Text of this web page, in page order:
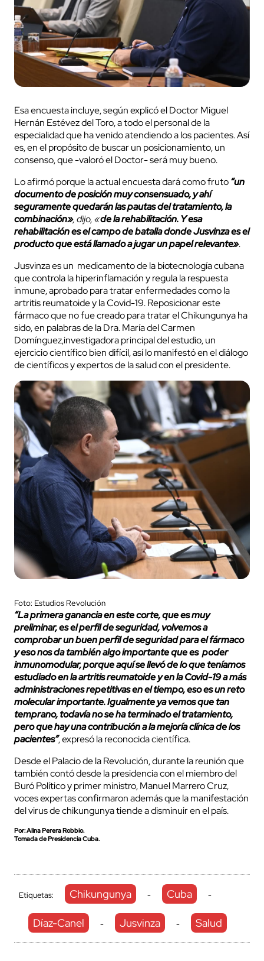
Esa encuesta incluye, según explicó el Doctor Miguel
Hernán Estévez del Toro, a todo el personal de la
especialidad que ha venido atendiendo a los pacientes. Así
es, en el propósito de buscar un posicionamiento, un
consenso, que -valoró el Doctor- será muy bueno.
Lo afirmó porque la actual encuesta dará como fruto“un
documento de posición muy consensuado, y ahí
seguramente quedarán las pautas del tratamiento, la
combinación», dijo, «de la rehabilitación. Y esa
rehabilitación es el campo de batalla donde Jusvinza es el
producto que está llamado a jugar un papel relevante».
Jusvinza es un medicamento de la biotecnología cubana
que controla la hiperinflamación y regula la respuesta
inmune, aprobado para tratar enfermedades como la
artritis reumatoide y la Covid-19. Reposicionar este
fármaco que no fue creado para tratar el Chikungunya ha
sido, en palabras de la Dra. María del Carmen
Domínguez,investigadora principal del estudio, un
ejercicio científico bien difícil, así lo manifestó en el diálogo
de científicos y expertos de la salud con el presidente.
Foto: Estudios Revolución
“La primera ganancia en este corte, que es muy
preliminar, es el perfil de seguridad, volvemos a
comprobar un buen perfil de seguridad para el fármaco
y eso nos da también algo importante que es poder
inmunomodular, porque aquí se llevó de lo que teníamos
estudiado en la artritis reumatoide y en la Covid-19 a más
administraciones repetitivas en el tiempo, eso es un reto
molecular importante. Igualmente ya vemos que tan
temprano, todavía no se ha terminado el tratamiento,
pero que hay una contribución a la mejoría clínica de los
pacientes”, expresó la reconocida científica.
Desde el Palacio de la Revolución, durante la reunión que
también contó desde la presidencia con el miembro del
Buró Político y primer ministro, Manuel Marrero Cruz,
voces expertas confirmaron además que la manifestación
del virus de chikungunya tiende a disminuir en el país.
Por: Alina Perera Robbio.
Tomada de Presidencia Cuba.
Etiquetas: Chikungunya - Cuba -
Díaz-Canel - Jusvinza - Salud